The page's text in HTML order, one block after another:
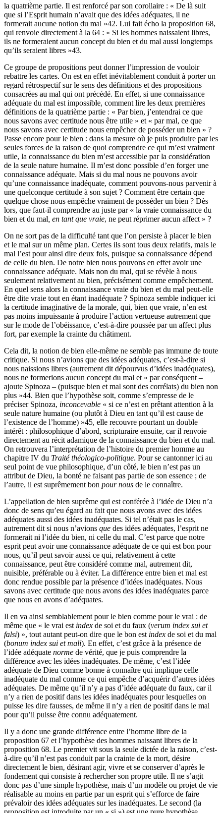
la quatrième partie. Il est renforcé par son corollaire : « De là suit
que si l’Esprit humain n’avait que des idées adéquates, il ne
formerait aucune notion du mal »42. Lui fait écho la proposition 68,
qui renvoie directement à la 64 : « Si les hommes naissaient libres,
ils ne formeraient aucun concept du bien et du mal aussi longtemps
qu’ils seraient libres »43.
Ce groupe de propositions peut donner l’impression de vouloir
rebattre les cartes. On est en effet inévitablement conduit à porter un
regard rétrospectif sur le sens des définitions et des propositions
consacrées au mal qui ont précédé. En effet, si une connaissance
adéquate du mal est impossible, comment lire les deux premières
définitions de la quatrième partie : « Par bien, j’entendrai ce que
nous savons avec certitude nous être utile » et « par mal, ce que
nous savons avec certitude nous empêcher de posséder un bien » ?
Passe encore pour le bien : dans la mesure où je puis produire par les
seules forces de la raison de quoi comprendre ce qui m’est vraiment
utile, la connaissance du bien m’est accessible par la considération
de la seule nature humaine. Il m’est donc possible d’en forger une
connaissance adéquate. Mais si du mal nous ne pouvons avoir
qu’une connaissance inadéquate, comment pouvons-nous parvenir à
une quelconque certitude à son sujet ? Comment être certain que
quelque chose nous empêche vraiment de posséder un bien ? Dès
lors, que faut-il comprendre au juste par « la vraie connaissance du
bien et du mal , en tant que vraie, ne peut réprimer aucun affect » ?
On ne sort pas de la difficulté tant que l’on persiste à placer le bien
et le mal sur un même plan. Certes ils sont tous deux relatifs, mais le
mal l’est pour ainsi dire deux fois, puisque sa connaissance dépend
de celle du bien. De notre bien nous pouvons en effet avoir une
connaissance adéquate. Mais non du mal, qui se révèle à nous
seulement relativement au bien, précisément comme empêchement.
En quel sens alors la connaissance vraie du bien et du mal peut-elle
être dite vraie tout en étant inadéquate ? Spinoza semble indiquer ici
la certitude imaginative de la morale, qui, bien que vraie, n’en est
pas moins impuissante à produire l’action vertueuse autrement que
sur le mode de l’obéissance, c’est-à-dire poussée par un affect plus
fort, par exemple la crainte du châtiment.
Cela dit, la notion de bien elle-même ne semble pas immune de toute
critique. Si nous n’avions que des idées adéquates, c’est-à-dire si
nous naissions libres (autrement dit dépourvus d’idées inadéquates),
nous ne formerions aucun concept du mal et « par conséquent –
ajoute Spinoza – (puisque bien et mal sont des corrélats) du bien non
plus »44. Bien que l’hypothèse soit, comme s’empresse de le
préciser Spinoza, inconcevable « si ce n’est en prêtant attention à la
seule nature humaine (ou plutôt à Dieu en tant qu’il est cause de
l’existence de l’homme) »45, elle recouvre pourtant un double
intérêt : philosophique d’abord, scripturaire ensuite, car il renvoie
directement au récit adamique de la connaissance du bien et du mal.
On retrouvera l’interprétation de l’histoire du premier homme au
chapitre IV du Traité théologico-politique. Pour se cantonner ici au
seul point de vue philosophique, d’un côté, le bien n’est pas un
attribut de Dieu, la bonté ne faisant pas partie de son essence ; de
l’autre, il est suprêmement bon pour nous de le connaître.
L’appellation de bien suprême qui est conférée à l’idée de Dieu n’a
donc de sens qu’eu égard au fait que nous avons avec des idées
adéquates aussi des idées inadéquates. Si tel n’était pas le cas,
autrement dit si nous n’avions que des idées adéquates, l’esprit ne
formerait ni l’idée du bien, ni celle du mal. C’est parce que notre
esprit peut avoir une connaissance adéquate de ce qui est bon pour
nous, qu’il peut savoir aussi ce qui, relativement à cette
connaissance, peut être considéré comme mal, autrement dit,
nuisible, préférable ou à éviter. La différence entre bien et mal est
donc rendue possible par la présence d’idées inadéquates. Nous
savons avec certitude que nous avons des idées inadéquates parce
que nous en avons d’adéquates.
Il en va ainsi semblablement pour le bien comme pour le vrai : de
même que « le vrai est index de soi et du faux (verum index sui et
falsi) », tout autant peut-on dire que le bon est index de soi et du mal
(bonum index sui et mali). En effet, c’est grâce à la présence de
l’idée adéquate norme de vérité, que je puis comprendre la
différence avec les idées inadéquates. De même, c’est l’idée
adéquate de Dieu comme bonne à connaître qui implique celle
inadéquate du mal comme ce qui empêche d’acquérir d’autres idées
adéquates. De même qu’il n’y a pas d’idée adéquate du faux, car il
n’y a rien de positif dans les idées inadéquates pour lesquelles on
puisse les dire fausses, de même il n’y a rien de positif dans le mal
pour qu’il puisse être connu adéquatement.
Il y a donc une grande différence entre l’homme libre de la
proposition 67 et l’hypothèse des hommes naissant libres de la
proposition 68. Le premier vit sous la seule dictée de la raison, c’est-
à-dire qu’il n’est pas conduit par la crainte de la mort, désire
directement le bien, désirant agir, vivre et se conserver d’après le
fondement qui consiste à rechercher son propre utile. Il ne s’agit
donc pas d’une simple hypothèse, mais d’un modèle ou projet de vie
réalisable au moins en partie par un esprit qui s’efforce de faire
prévaloir des idées adéquates sur les inadéquates. Le second (la